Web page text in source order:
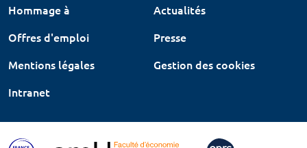
Hommage à
Actualités
Offres d'emploi
Presse
Mentions légales
Gestion des cookies
Intranet